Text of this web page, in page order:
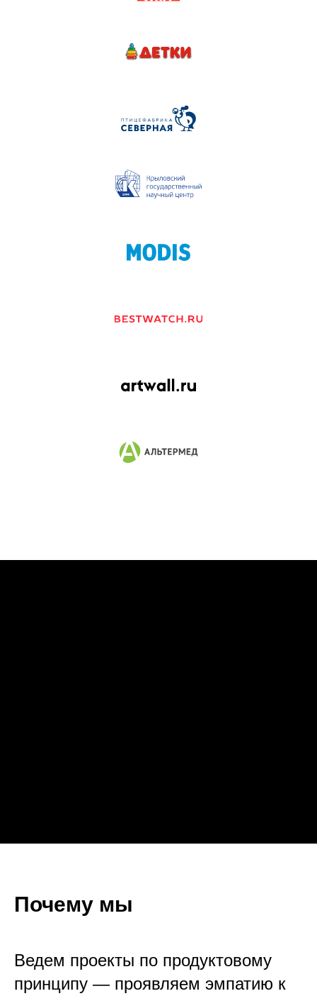
Почему мы
Ведем проекты по продуктовому
принципу — проявляем эмпатию к